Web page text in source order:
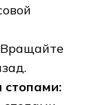
Вращайте
стопами: